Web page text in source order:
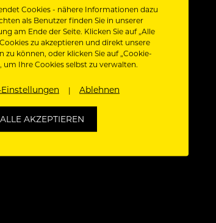
Cookies - nähere Informationen dazu
als Benutzer finden Sie in unserer
am Ende der Seite. Klicken Sie auf „Alle
zu akzeptieren und direkt unsere
zu können, oder klicken Sie auf „Cookie-
um Ihre Cookies selbst zu verwalten.
Ablehnen
ALLE AKZEPTIEREN